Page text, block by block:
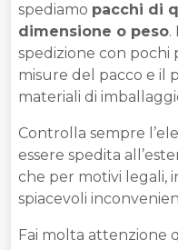
spediamo pacchi di
dimensione o peso.
spedizione con pochi
misure del pacco e il
materiali di
Controlla sempre
essere spedita
che per motivi legali,
spiacevoli
Fai molta attenzione